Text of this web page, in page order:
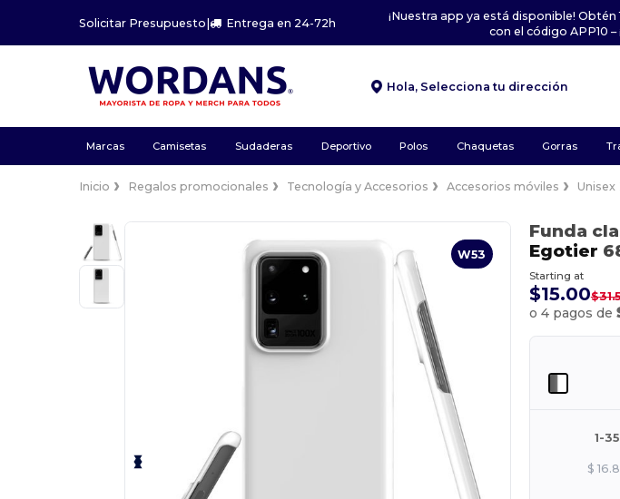
Solicitar Presupuesto| Entrega en 24-72h
¡Nuestra app ya está disponible!
con el código APP10 –
Hola, Selecciona tu dirección
Marcas Camisetas Sudaderas Deportivo Polos Chaquetas Gorras
Inicio Regalos promocionales Tecnología y Accesorios Accesorios móviles Unisex
W53
Funda
Egotier
Starting at
$15.00
o 4 pagos de
1-35
$